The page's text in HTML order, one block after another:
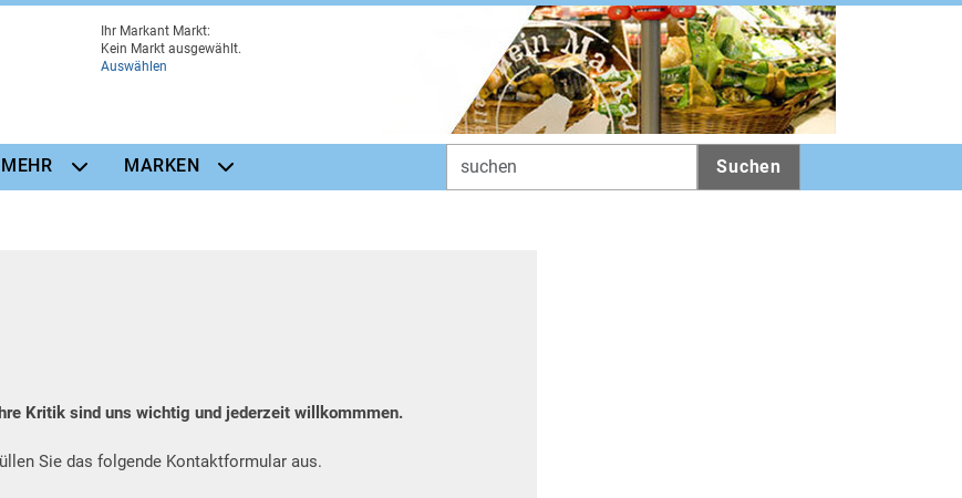
Ihr Markant Markt:
Kein Markt ausgewählt.
Auswählen
MARKEN Suchen
Kritik sind uns wichtig und jederzeit willkommmen.
Sie das folgende Kontaktformular aus.